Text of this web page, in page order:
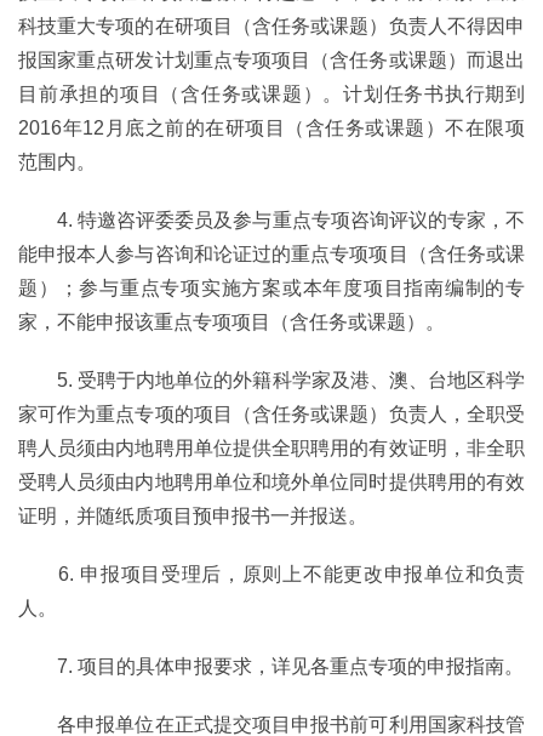
科技重大专项的在研项目（含任务或课题）负责人不得因申
报国家重点研发计划重点专项项目（含任务或课题）而退出
目前承担的项目（含任务或课题）。计划任务书执行期到
2016年12月底之前的在研项目（含任务或课题）不在限项
范围内。
4. 特邀咨评委委员及参与重点专项咨询评议的专家，不
能申报本人参与咨询和论证过的重点专项项目（含任务或课
题）；参与重点专项实施方案或本年度项目指南编制的专
家，不能申报该重点专项项目（含任务或课题）。
5. 受聘于内地单位的外籍科学家及港、澳、台地区科学
家可作为重点专项的项目（含任务或课题）负责人，全职受
聘人员须由内地聘用单位提供全职聘用的有效证明，非全职
受聘人员须由内地聘用单位和境外单位同时提供聘用的有效
证明，并随纸质项目预申报书一并报送。
6. 申报项目受理后，原则上不能更改申报单位和负责
人。
7. 项目的具体申报要求，详见各重点专项的申报指南。
各申报单位在正式提交项目申报书前可利用国家科技管